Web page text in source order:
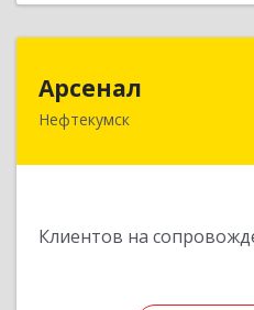
Арсенал
Нефтекумск
Клиентов на